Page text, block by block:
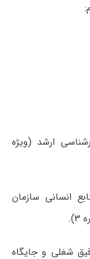
ارشد (ویژه
انسانی سازمان
شغلی و جایگاه